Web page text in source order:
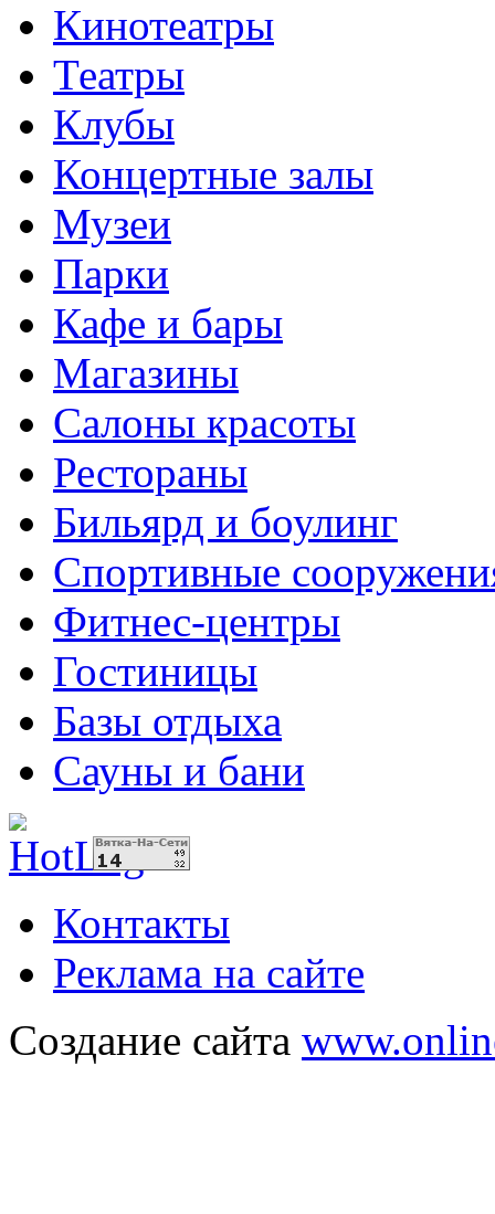
Кинотеатры
Театры
Клубы
Концертные залы
Музеи
Парки
Кафе и бары
Магазины
Салоны красоты
Рестораны
Бильярд и боулинг
Спортивные
Фитнес-центры
Гостиницы
Базы отдыха
Сауны и бани
Контакты
Реклама на сайте
Создание сайта